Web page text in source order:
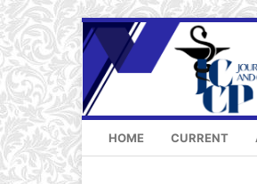
HOME CURRENT